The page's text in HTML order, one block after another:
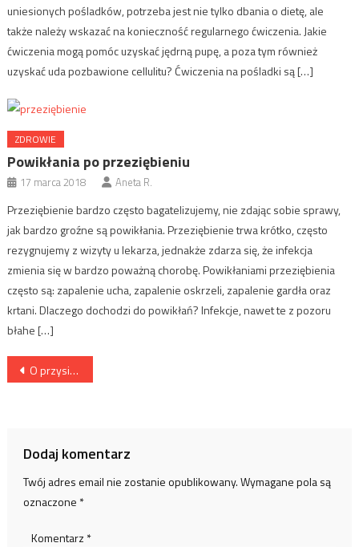
uniesionych pośladków, potrzeba jest nie tylko dbania o dietę, ale
także należy wskazać na konieczność regularnego ćwiczenia. Jakie
ćwiczenia mogą pomóc uzyskać jędrną pupę, a poza tym również
uzyskać uda pozbawione cellulitu? Ćwiczenia na pośladki są […]
ZDROWIE
Powikłania po przeziębieniu
17 marca 2018 Aneta R.
Przeziębienie bardzo często bagatelizujemy, nie zdając sobie sprawy,
jak bardzo groźne są powikłania. Przeziębienie trwa krótko, często
rezygnujemy z wizyty u lekarza, jednakże zdarza się, że infekcja
zmienia się w bardzo poważną chorobę. Powikłaniami przeziębienia
często są: zapalenie ucha, zapalenie oskrzeli, zapalenie gardła oraz
krtani. Dlaczego dochodzi do powikłań? Infekcje, nawet te z pozoru
błahe […]
Nawigacja
O przysiadach słów kilka
Dodaj komentarz
Twój adres email nie zostanie opublikowany.Wymagane pola są
oznaczone *
Komentarz *